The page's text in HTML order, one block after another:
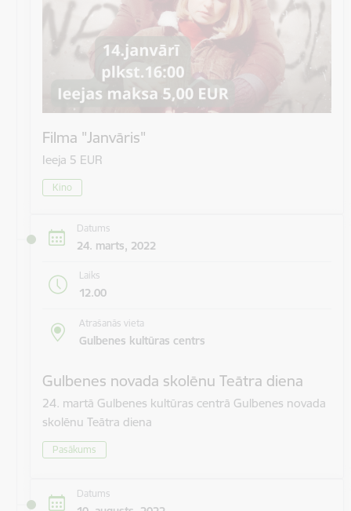
Filma "Janvāris"
Ieeja 5 EUR
Kino
Datums
24. marts, 2022
Laiks
12.00
Atrašanās vieta
Gulbenes kultūras centrs
Gulbenes novada skolēnu Teātra diena
24. martā Gulbenes kultūras centrā Gulbenes novada
skolēnu Teātra diena
Pasākums
Datums